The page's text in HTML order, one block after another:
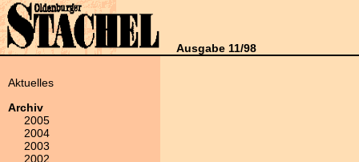
Ausgabe 11/98
Aktuelles
Archiv
2005
2004
2003
2002